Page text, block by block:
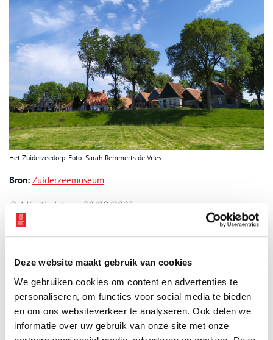
Deze website maakt gebruik van cookies
We gebruiken cookies om content en advertenties te
personaliseren, om functies voor social media te bieden
en om ons websiteverkeer te analyseren. Ook delen we
informatie over uw gebruik van onze site met onze
Het Zuiderzeedorp. Foto: Sarah Remmerts de Vries.
Bron: Zuiderzeemuseum
Publicatiedatum: 28/09/2025
Ontvang de nieuwsbrief
Wilt u op de hoogte blijven van de mooiste verhalen en het
laatste erfgoednieuws? Schrijf u dan nu in voor onze
wekelijkse nieuwsbrief!